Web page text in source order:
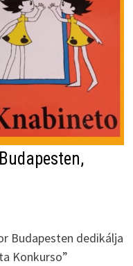
Budapesten dedikálja
Konkurso”